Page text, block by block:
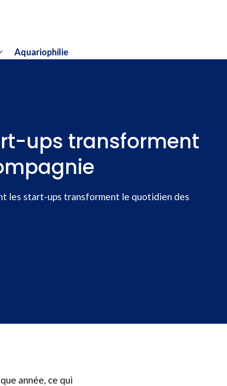
Aquariophilie
ups transforment
les start-ups transforment le quotidien des
année, ce qui